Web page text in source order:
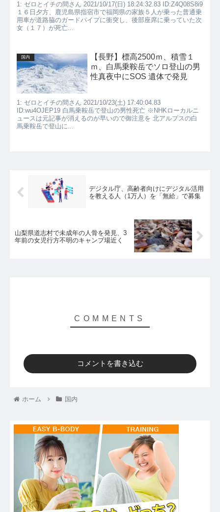
1: ゼロとイチの間さん 2021/10/17(日) 18:24:32.83 ID:Z4Q08S8i9
１６日夕方、鹿児島県指宿市で福岡県の家族５人が乗った普通乗
用車が道路脇のガードパイプに衝突し、後部座席に乗っていた次
女（１７）が死亡...
国内
【長野】標高2500ｍ、積雪１
ｍ、白馬乗鞍岳でソロ登山の男
性真夜中にSOS 遺体で発見
1: ゼロとイチの間さん 2021/10/23(土) 17:40:04.83
ID:wu4OJEP19 白馬乗鞍岳で登山の男性死亡 ※NHKローカルニ
ュースは元記事が消えるのが早いので御注意を 北アルプスの白
馬乗鞍岳で登山に...
デジタル庁、高齢者向けにデジタル活用
を教える人（1万人）を「無給」で募集
山梨県道志村で未成年の人骨を発見、3
年前の女児行方不明のキャンプ場近く
コメントを書き込む
ホーム 国内